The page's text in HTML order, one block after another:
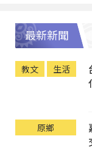
最新新聞
教文 生活
原鄉